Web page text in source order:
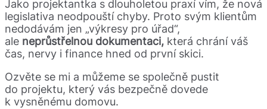
Jako projektantka s dlouholetou praxí vím, že nová
legislativa neodpouští chyby. Proto svým klientům
nedodávám jen „výkresy pro úřad“,
ale neprůstřelnou dokumentaci, která chrání váš
čas, nervy i finance hned od první skici.
Ozvěte se mi a můžeme se společně pustit
do projektu, který vás bezpečně dovede
k vysněnému domovu.